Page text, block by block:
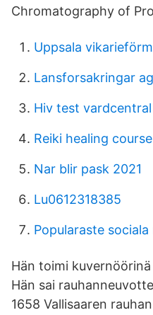
Chromatography of
Uppsala
Lansforsakringar
Hiv test vardcentral
Reiki healing course
Nar blir pask 2021
Lu0612318385
Popularaste sociala
Hän toimi kuvernöörinä
Hän sai
1658 Vallisaaren